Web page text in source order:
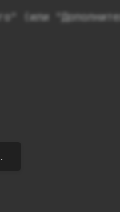
(или